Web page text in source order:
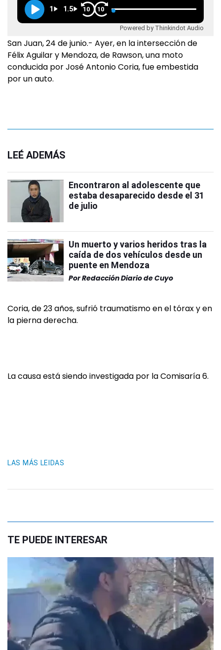
1 1.5 10 10
Powered by Thinkindot Audio
San Juan, 24 de junio.- Ayer, en la intersección de
Félix Aguilar y Mendoza, de Rawson, una moto
conducida por José Antonio Coria, fue embestida
por un auto.
LEÉ ADEMÁS
Encontraron al adolescente que
estaba desaparecido desde el 31
de julio
Un muerto y varios heridos tras la
caída de dos vehículos desde un
puente en Mendoza
PorRedacción Diario de Cuyo
Coria, de 23 años, sufrió traumatismo en el tórax y en
la pierna derecha.
La causa está siendo investigada por la Comisaría 6.
LAS MÁS LEIDAS
TE PUEDE INTERESAR